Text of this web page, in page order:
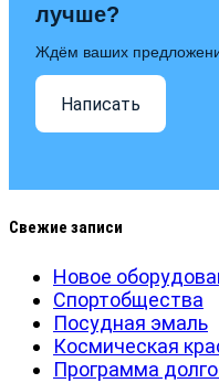
лучше?
Ждём ваших
Написать
Свежие записи
Новое
Спортобщества
Посудная эмаль
Космическая
Программа